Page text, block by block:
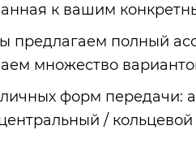
к вашим
предлагаем полный
множество
форм передачи:
/ кольцевой